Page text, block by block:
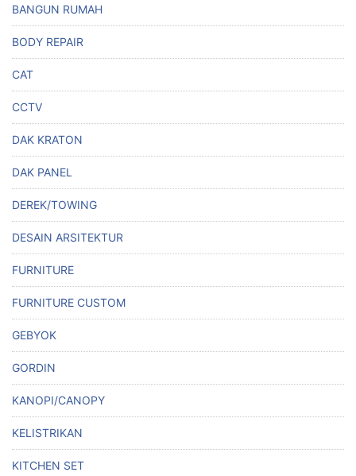
BANGUN RUMAH
BODY REPAIR
CAT
CCTV
DAK KRATON
DAK PANEL
DEREK/TOWING
DESAIN ARSITEKTUR
FURNITURE
FURNITURE CUSTOM
GEBYOK
GORDIN
KANOPI/CANOPY
KELISTRIKAN
KITCHEN SET